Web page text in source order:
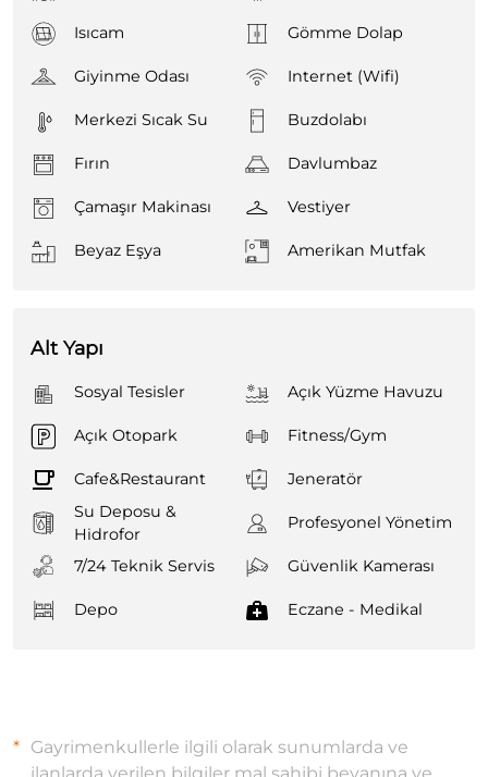
Isıcam Gömme Dolap
Giyinme Odası Internet (Wifi)
Merkezi Sıcak Su Buzdolabı
Fırın Davlumbaz
Çamaşır Makinası Vestiyer
Beyaz Eşya Amerikan Mutfak
Alt Yapı
Sosyal Tesisler Açık Yüzme Havuzu
Açık Otopark Fitness/Gym
Cafe&Restaurant
Jeneratör
Su Deposu &
Hidrofor
Profesyonel Yönetim
7/24 Teknik Servis Güvenlik Kamerası
Depo Eczane - Medikal
Gayrimenkullerle ilgili olarak sunumlarda ve
ilanlarda verilen bilgiler mal sahibi beyanına ve